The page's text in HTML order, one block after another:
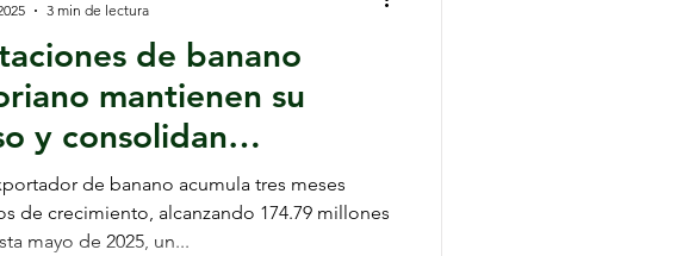
de banano
mantienen su
y consolidan
hasta mayo
de banano acumula tres meses
de crecimiento, alcanzando 174.79 millones
mayo de 2025, un...
3 min de lectura